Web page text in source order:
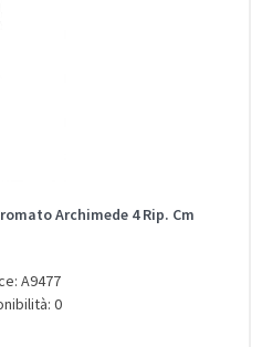
Archimede 4 Rip. Cm
A9477
0